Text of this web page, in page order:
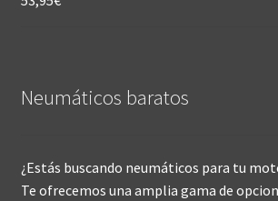
Neumáticos baratos
¿Estás buscando neumáticos para tu
Te ofrecemos una amplia gama de